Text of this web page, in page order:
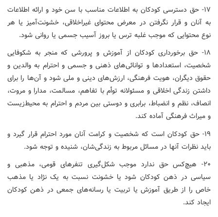
۱۷- حق دسترسی کودکان به اطلاعات مناسب با سن خود و ارائه اطلاعات
به آنان و قرار نگرفتن در معرض محتوای غیراخلاقی، خشونت‌آمیز یا هر
نوع محتوایی که موجب غلبه ترس یا بروز آسیب جسمی یا روانی شود.
۱۸- حق برخورداری کودکان از آموزش ‌و پرورشی که منجر به شکوفایی
شخصیت، استعدادها و توانائی‌های ذهنی و جسمی و احترام به والدین و
حقوق دیگران، هویت فرهنگی، ارزش‌های دینی و ملی شود و آن‌ها را برای
داشتن زندگی اخلاقی و مسئولانه توأم با تفاهم، مسالمت، مدارا و مروت،
انصاف، نظم و انضباط، برابری و دوستی بین مردم و احترام به محیط‌زیست
و میراث فرهنگی آماده کند.
۱۹- حق کودکان است که شخصیت و کرامت آنان مورد احترام قرار گیرد و
باید نظرات آنها در مسائل مربوط به زندگی‌شان، شنیده و توجه شود.
۲۰- هیچ‌کس حق ندارد موجب شکل‌گیری تنفرهای قومی، مذهبی و
سیاسی در ذهن کودکان شود یا خشونت نسبت به یک نژاد یا مذهب
خاص را از طریق آموزش یا تربیت یا رسانه‌های جمعی در ذهن کودکان
ایجاد کند.